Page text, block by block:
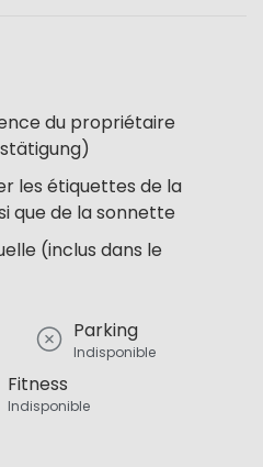
du propriétaire
les étiquettes de la
que de la sonnette
(inclus dans le
Parking
Indisponible
Fitness
Indisponible